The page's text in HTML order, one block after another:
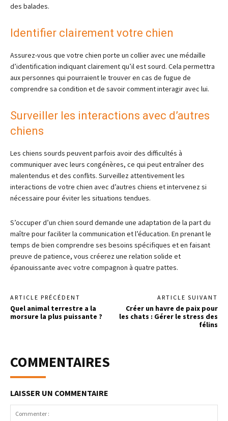
des balades.
Identifier clairement votre chien
Assurez-vous que votre chien porte un collier avec une médaille
d’identification indiquant clairement qu’il est sourd. Cela permettra
aux personnes qui pourraient le trouver en cas de fugue de
comprendre sa condition et de savoir comment interagir avec lui.
Surveiller les interactions avec d’autres
chiens
Les chiens sourds peuvent parfois avoir des difficultés à
communiquer avec leurs congénères, ce qui peut entraîner des
malentendus et des conflits. Surveillez attentivement les
interactions de votre chien avec d’autres chiens et intervenez si
nécessaire pour éviter les situations tendues.
S’occuper d’un chien sourd demande une adaptation de la part du
maître pour faciliter la communication et l’éducation. En prenant le
temps de bien comprendre ses besoins spécifiques et en faisant
preuve de patience, vous créerez une relation solide et
épanouissante avec votre compagnon à quatre pattes.
ARTICLE PRÉCÉDENT
Quel animal terrestre a la
morsure la plus puissante ?
ARTICLE SUIVANT
Créer un havre de paix pour
les chats : Gérer le stress des
félins
COMMENTAIRES
LAISSER UN COMMENTAIRE